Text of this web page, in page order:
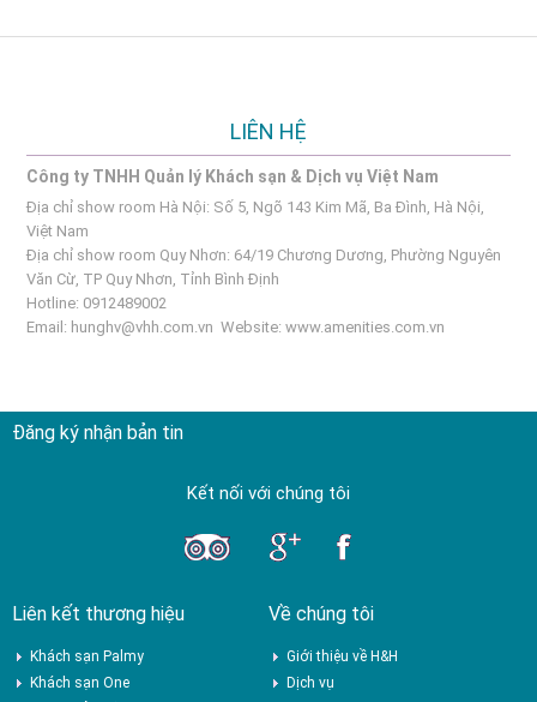
LIÊN HỆ
Công ty TNHH Quản lý Khách sạn & Dịch vụ Việt Nam
Địa chỉ show room Hà Nội: Số 5, Ngõ 143 Kim Mã, Ba Đình, Hà Nội,
Việt Nam
Địa chỉ show room Quy Nhơn: 64/19 Chương Dương, Phường Nguyên
Văn Cừ, TP Quy Nhơn, Tỉnh Bình Định
Hotline: 0912489002
Email: hunghv@vhh.com.vn Website:www.amenities.com.vn
Đăng ký nhận bản tin
Kết nối với chúng tôi
Liên kết thương hiệu
Khách sạn Palmy
Khách sạn One
Về chúng tôi
Giới thiệu về H&H
Dịch vụ